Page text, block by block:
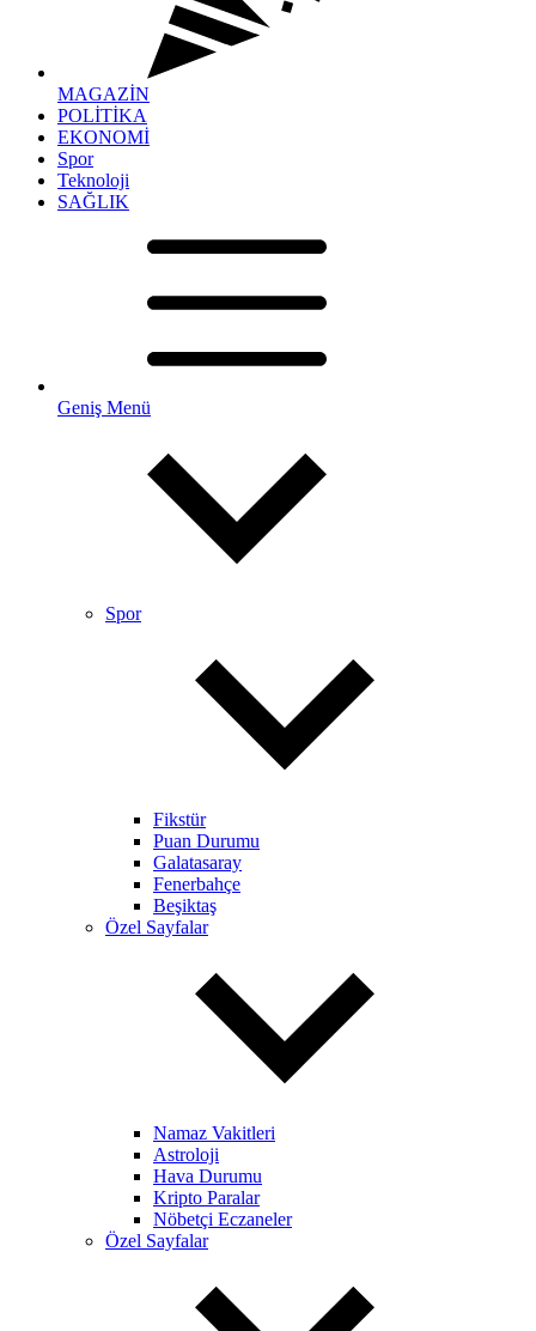
MAGAZİN
POLİTİKA
EKONOMİ
Spor
Teknoloji
SAĞLIK
Geniş Menü
Spor
Fikstür
Puan Durumu
Galatasaray
Fenerbahçe
Beşiktaş
Özel Sayfalar
Namaz Vakitleri
Astroloji
Hava Durumu
Kripto Paralar
Nöbetçi Eczaneler
Özel Sayfalar